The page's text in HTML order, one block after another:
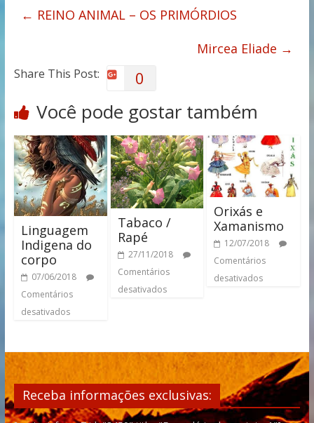
← REINO ANIMAL – OS PRIMÓRDIOS
Mircea Eliade →
Share This Post: 0
Você pode gostar também
Linguagem
Indigena do
corpo
07/06/2018
Comentários
desativados
Tabaco /
Rapé
27/11/2018
Comentários
desativados
Orixás e
Xamanismo
12/07/2018
Comentários
desativados
Receba informações exclusivas: